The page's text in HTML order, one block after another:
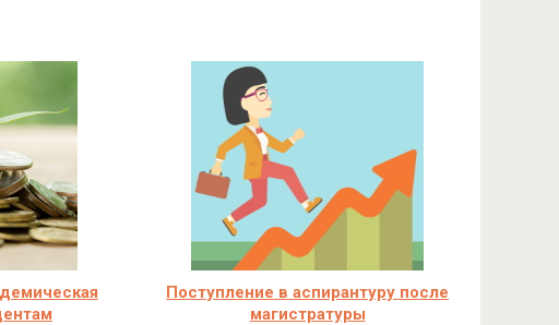
Поступление в аспирантуру после
магистратуры